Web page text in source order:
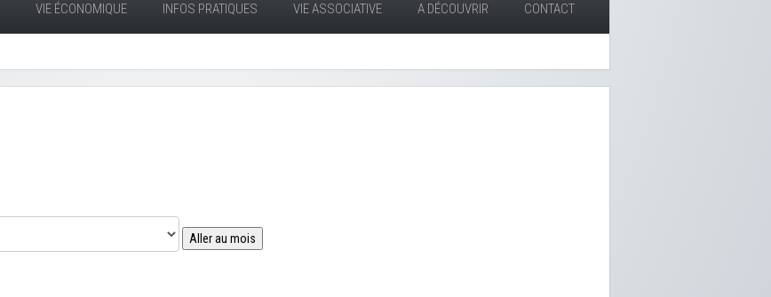
VIE ÉCONOMIQUE INFOS PRATIQUES VIE ASSOCIATIVE A DÉCOUVRIR CONTACT
Aller au mois